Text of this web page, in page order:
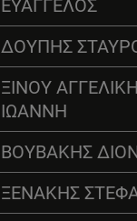
ΕΥΑΓΓΕΛΟΣ
ΔΟΥΠΗΣ
ΞΙΝΟΥ
ΙΩΑΝΝΗ
ΒΟΥΒΑΚΗΣ
ΞΕΝΑΚΗΣ